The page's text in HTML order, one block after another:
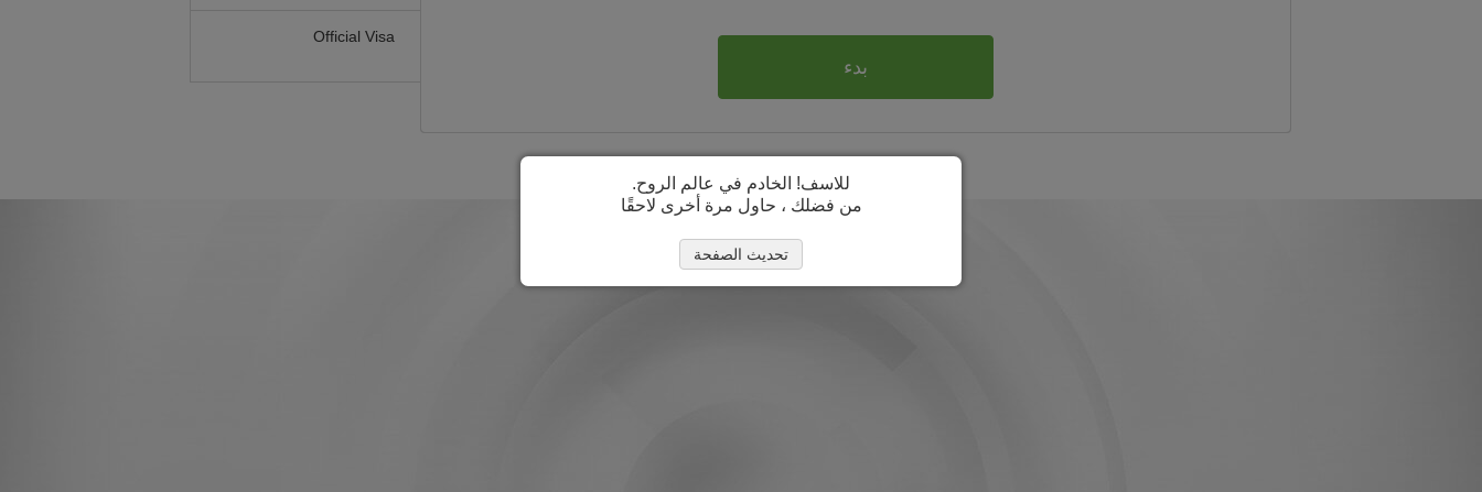
Official Visa
بدء
للاسف! الخادم في عالم الروح.
من فضلك ، حاول مرة أخرى لاحقًا
تحديث الصفحة